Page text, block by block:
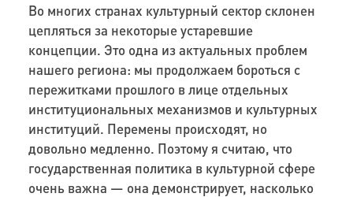
Во многих странах культурный сектор склонен
цепляться за некоторые устаревшие
концепции. Это одна из актуальных проблем
нашего региона: мы продолжаем бороться с
пережитками прошлого в лице отдельных
институциональных механизмов и культурных
институций. Перемены происходят, но
довольно медленно. Поэтому я считаю, что
государственная политика в культурной сфере
очень важна — она демонстрирует, насколько